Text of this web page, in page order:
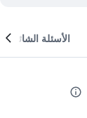
الأسئلة الشائعة